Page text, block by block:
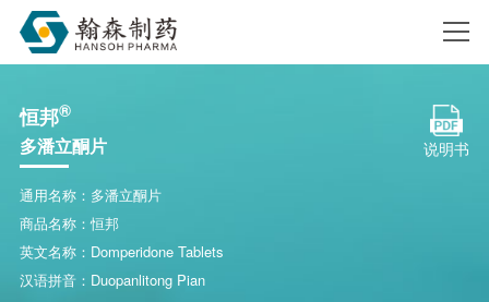
恒邦®
多潘立酮片 说明书
通用名称：多潘立酮片
商品名称：恒邦
英文名称：Domperidone Tablets
汉语拼音：Duopanlitong Pian